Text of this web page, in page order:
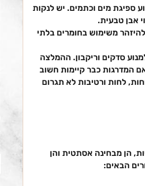
ספיגת מים וכתמים. יש לנקות
אבן טבעית.
משימוש בחומרים בלתי
סדקים וריקבון. ההמלצה
המדרגות כבר קיימות חשוב
לחות ורטיבות לא תגרום
הן מבחינה אסתטית והן
הבאים: